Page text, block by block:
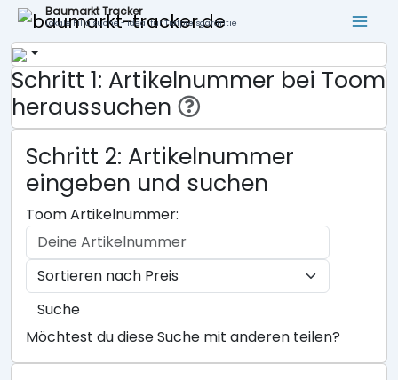
Baumarkt Tracker
Lokale Filialsuche - ideal für Tiefpreisgarantie
Schritt 1: Artikelnummer bei Toom
heraussuchen
Schritt 2: Artikelnummer
eingeben und suchen
Toom Artikelnummer:
Suche
Möchtest du diese Suche mit anderen teilen?